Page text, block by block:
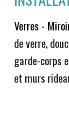
Verres -
de verre,
garde-corps
et murs